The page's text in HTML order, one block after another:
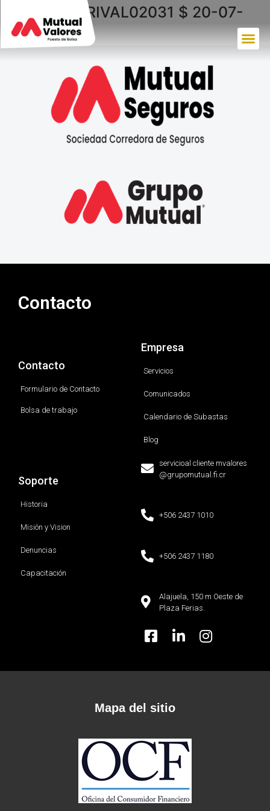
PRIVAL S PRIVAL02031 $ 20-07-
2020
Contacto
Contacto
Formulario de Contacto
Bolsa de trabajo
Empresa
Servicios
Comunicados
Calendario de Subastas
Blog
Soporte
Historia
Misión y Vision
Denuncias
Capacitación
servicioal cliente mvalores
@grupomutual.fi.cr
+506 2437 1010
+506 2437 1180
Alajuela, 150 m Oeste de
Plaza Ferias.
Mapa del sitio